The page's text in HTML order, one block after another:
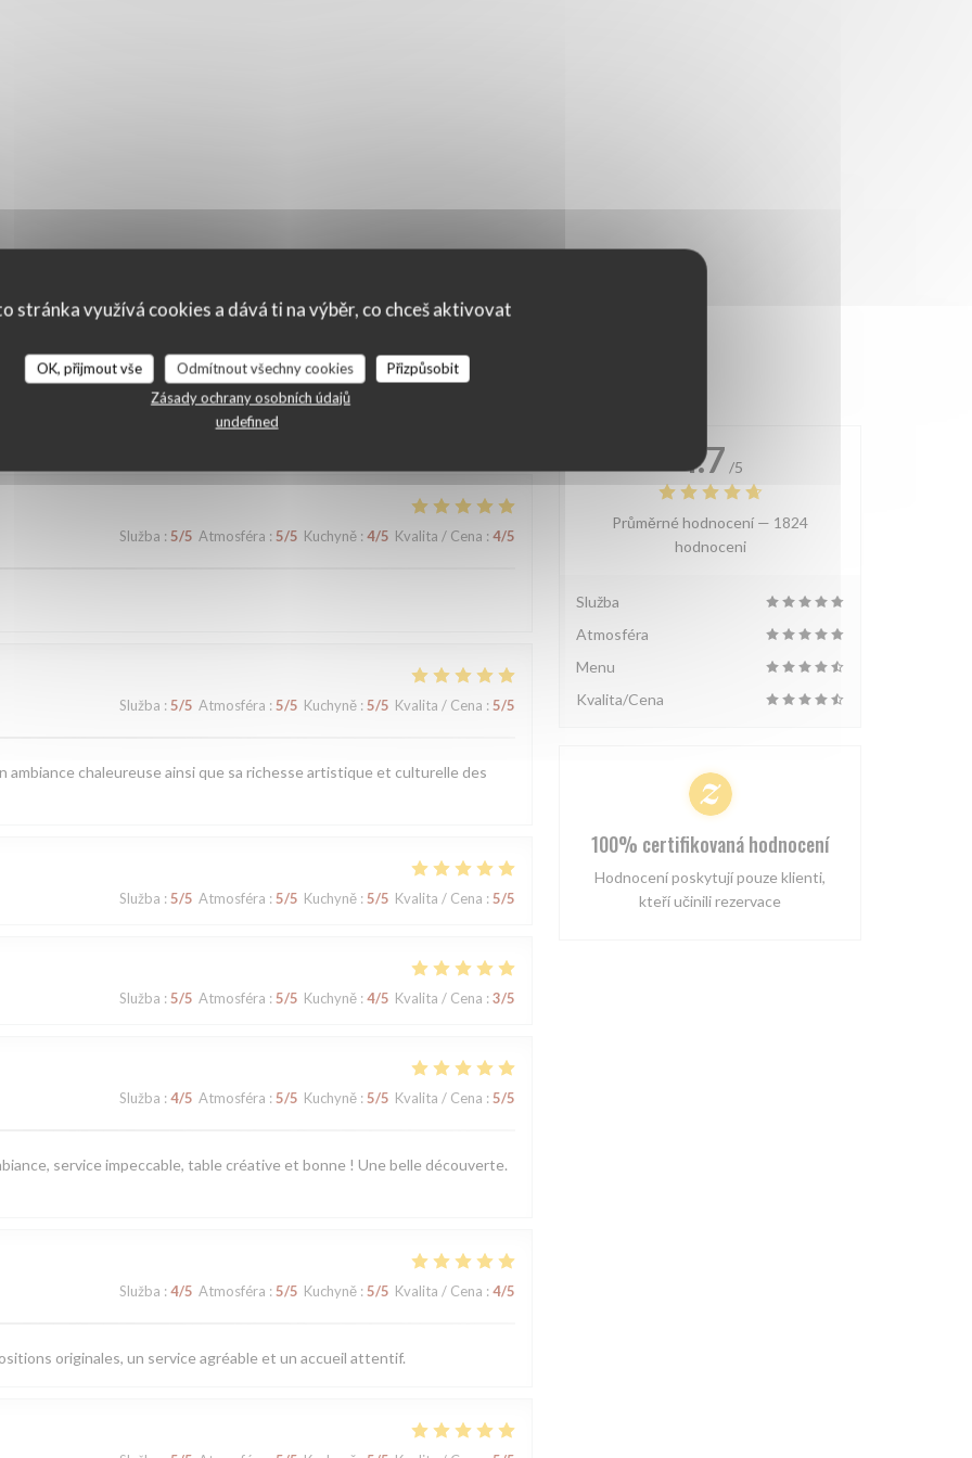
stránka využívá cookies a dává ti na výběr, co chceš aktivovat
OK, přijmout vše Odmítnout všechny cookies
Přizpůsobit
Zásady ochrany osobních údajů
undefined
našich zákazníků
Služba : 5/5 Atmosféra : 5/5 Kuchyně : 4/5 Kvalita / Cena : 4/5
Služba : 5/5 Atmosféra : 5/5 Kuchyně :5/5 Kvalita / Cena :5/5
ambiance chaleureuse ainsi que sa richesse artistique et culturelle des
Služba : 5/5 Atmosféra : 5/5 Kuchyně : 5/5 Kvalita / Cena : 5/5
Služba : 5/5 Atmosféra : 5/5 Kuchyně : 4/5 Kvalita / Cena : 3/5
Služba : 4/5 Atmosféra : 5/5 Kuchyně : 5/5 Kvalita / Cena : 5/5
service impeccable, table créative et bonne ! Une belle découverte.
Služba : 4/5 Atmosféra : 5/5 Kuchyně : 5/5 Kvalita / Cena : 4/5
originales, un service agréable et un accueil attentif.
4.7 /5
Průměrné hodnocení — 1824
hodnoceni
Služba
Atmosféra
Menu
Kvalita/Cena
100% certifikovaná hodnocení
Hodnocení poskytují pouze klienti,
kteří učinili rezervace